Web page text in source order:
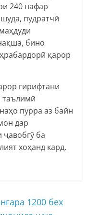
240 нафар
пудратчӣ
бино
қарор
гирифтани
таълимӣ
пурра аз байн
дар
ҷавобгӯ ба
хоҳанд кард.
1200 бех